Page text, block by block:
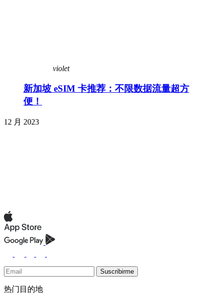
violet
新加坡 eSIM 卡推荐：不限数据流量超方
便！
12 月 2023
Suscribirme
热门目的地